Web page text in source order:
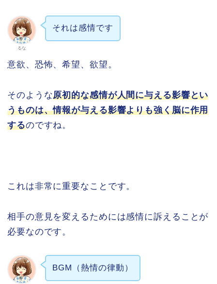
るな
それは感情です
意欲、恐怖、希望、欲望。
そのような原初的な感情が人間に与える影響とい
うものは、情報が与える影響よりも強く脳に作用
するのですね。
これは非常に重要なことです。
相手の意見を変えるためには感情に訴えることが
必要なのです。
BGM（熱情の律動）